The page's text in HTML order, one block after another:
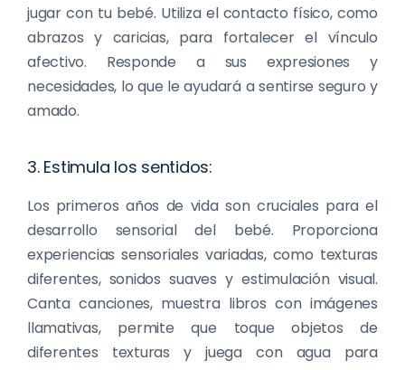
jugar con tu bebé. Utiliza el contacto físico, como
abrazos y caricias, para fortalecer el vínculo
afectivo. Responde a sus expresiones y
necesidades, lo que le ayudará a sentirse seguro y
amado.
3. Estimula los sentidos:
Los primeros años de vida son cruciales para el
desarrollo sensorial del bebé. Proporciona
experiencias sensoriales variadas, como texturas
diferentes, sonidos suaves y estimulación visual.
Canta canciones, muestra libros con imágenes
llamativas, permite que toque objetos de
diferentes texturas y juega con agua para